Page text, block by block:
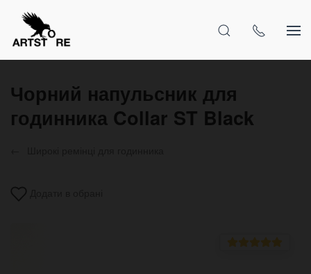
Чорний напульсник для
годинника Collar ST Black